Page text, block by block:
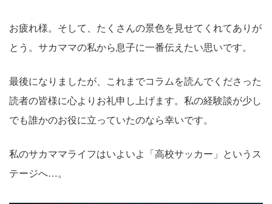
お疲れ様。そして、たくさんの景色を見せてくれてありが
とう。サカママの私から息子に一番伝えたい思いです。
最後になりましたが、これまでコラムを読んでくださった
読者の皆様に心よりお礼申し上げます。私の経験談が少し
でも誰かのお役に立っていたのなら幸いです。
私のサカママライフはいよいよ「高校サッカー」というス
テージへ…。